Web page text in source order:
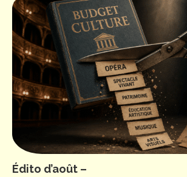
Édito d’août –